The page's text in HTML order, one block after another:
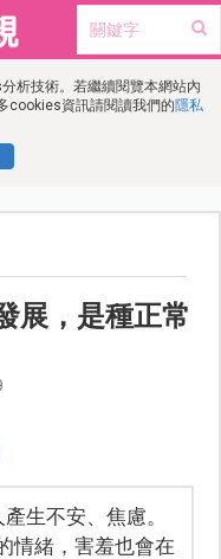
析技術。若繼續閱覽本網站內
cookies資訊請閱讀我們的隱私
展，是種正常
生不安、焦慮。
情緒，害羞也會在